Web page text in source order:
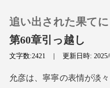
追い出された果て
第60章引っ越し
文字数:2421 |更新日時: